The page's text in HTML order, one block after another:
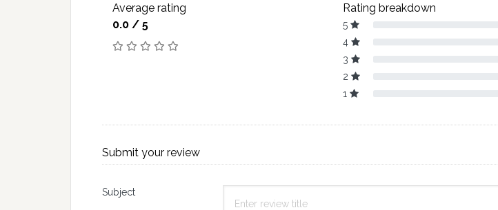
Average rating
0.0 / 5
Rating breakdown
5
4
3
2
1
Submit your review
Subject